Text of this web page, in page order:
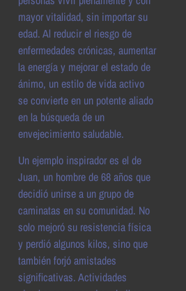
mayor vitalidad, sin importar su
edad. Al reducir el riesgo de
enfermedades crónicas, aumentar
la energía y mejorar el estado de
ánimo, un estilo de vida activo
se convierte en un potente aliado
en la búsqueda de un
envejecimiento saludable.
Un ejemplo inspirador es el de
Juan, un hombre de 68 años que
decidió unirse a un grupo de
caminatas en su comunidad. No
solo mejoró su resistencia física
y perdió algunos kilos, sino que
también forjó amistades
significativas. Actividades